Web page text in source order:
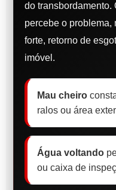
do transbordamento.
percebe o problema,
forte, retorno de
imóvel.
Mau cheiro
ralos ou área
Água voltando
ou caixa de